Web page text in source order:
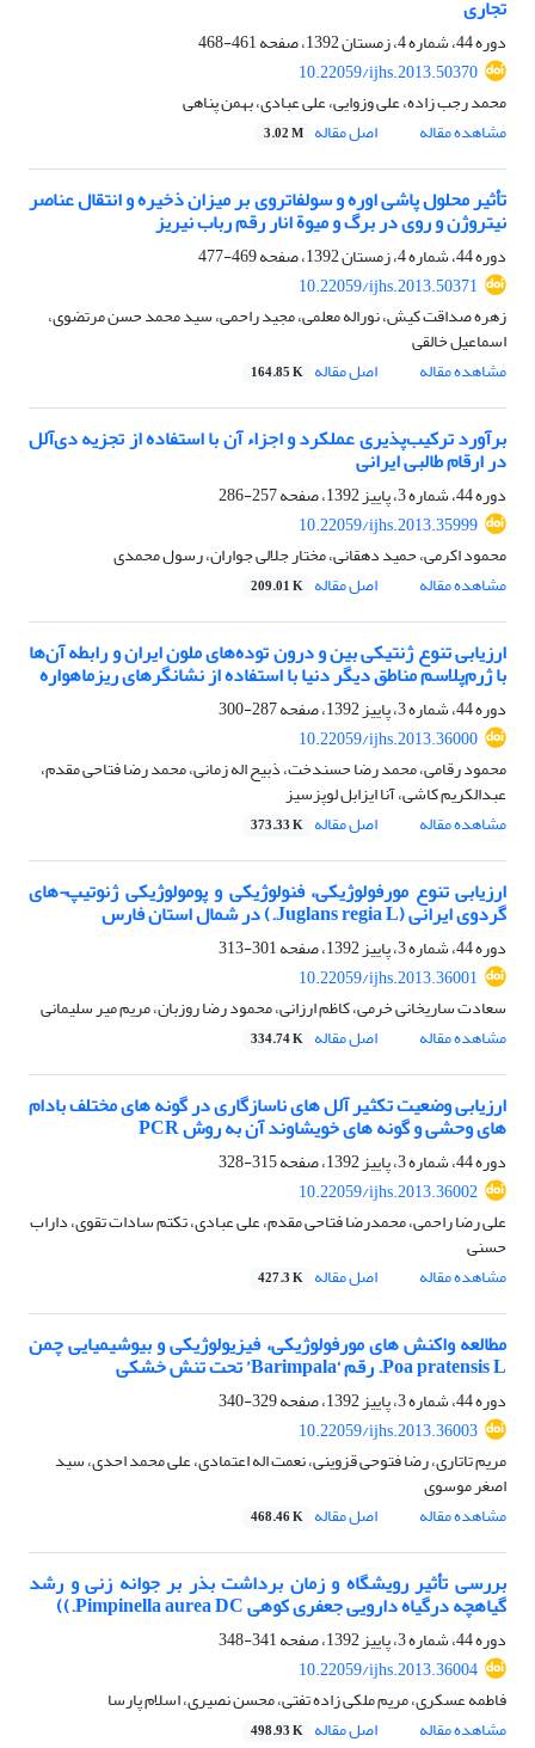
تجاری
دوره 44، شماره 4، زمستان 1392، صفحه
461-468
10.22059/ijhs.2013.50370
محمد رجب زاده، علی وزوایی، علی عبادی، بهمن پناهی
مشاهده مقاله
اصل مقاله 3.02 M
تأثیر محلول‏ پاشی اوره و سولفات‏روی بر میزان ذخیره و انتقال عناصر
نیتروژن و روی در برگ و میوة انار رقم‌ رباب نی‏ریز
دوره 44، شماره 4، زمستان 1392، صفحه
469-477
10.22059/ijhs.2013.50371
زهره صداقت کیش، نوراله معلمی، مجید راحمی، سید محمد حسن مرتضوی،
اسماعیل خالقی
مشاهده مقاله
اصل مقاله 164.85 K
برآورد ترکیب‌پذیری عملکرد و اجزاء آن با استفاده از تجزیه دی‌آلل
در ارقام طالبی ایرانی
دوره 44، شماره 3، پاییز 1392، صفحه
257-286
10.22059/ijhs.2013.35999
محمود اکرمی، حمید دهقانی، مختار جلالی جواران، رسول محمدی
مشاهده مقاله
اصل مقاله 209.01 K
ارزیابی تنوع ژنتیکی بین و درون توده‌های ملون ایران و رابطه آن‌ها
با ژرم‌پلاسم مناطق دیگر دنیا با استفاده از نشانگرهای ریزماهواره
دوره 44، شماره 3، پاییز 1392، صفحه
287-300
10.22059/ijhs.2013.36000
محمود رقامی، محمد رضا حسندخت، ذبیح اله زمانی، محمد رضا فتاحی مقدم،
عبدالکریم کاشی، آنا ایزابل لوپز‌سیز
مشاهده مقاله
اصل مقاله 373.33 K
ارزیابی تنوع مورفولوژیکی، فنولوژیکی و پومولوژیکی ژنوتیپ¬های
گردوی ایرانی (Juglans regia L.) در شمال استان فارس
دوره 44، شماره 3، پاییز 1392، صفحه
301-313
10.22059/ijhs.2013.36001
سعادت ساریخانی خرمی، کاظم ارزانی، محمود رضا روزبان، مریم میر سلیمانی
مشاهده مقاله
اصل مقاله 334.74 K
ارزیابی وضعیت تکثیر آلل های ناسازگاری در گونه های مختلف بادام
های وحشی و گونه های خویشاوند آن به روش PCR
دوره 44، شماره 3، پاییز 1392، صفحه
315-328
10.22059/ijhs.2013.36002
علی رضا راحمی، محمدرضا فتاحی مقدم، علی عبادی، تکتم سادات تقوی، داراب
حسنی
مشاهده مقاله
اصل مقاله 427.3 K
مطالعه واکنش های مورفولوژیکی، فیزیولوژیکی و بیوشیمیایی چمن
Poa pratensis L. رقم ‘Barimpala’ تحت تنش خشکی
دوره 44، شماره 3، پاییز 1392، صفحه
329-340
10.22059/ijhs.2013.36003
مریم تاتاری، رضا فتوحی قزوینی، نعمت اله اعتمادی، علی محمد احدی، سید
اصغر موسوی
مشاهده مقاله
اصل مقاله 468.46 K
بررسی تأثیر رویشگاه و زمان برداشت بذر بر جوانه زنی و رشد
گیاهچه درگیاه دارویی جعفری کوهی Pimpinella aurea DC.))
دوره 44، شماره 3، پاییز 1392، صفحه
341-348
10.22059/ijhs.2013.36004
فاطمه عسکری، مریم ملکی زاده تفتی، محسن نصیری، اسلام پارسا
مشاهده مقاله
اصل مقاله 498.93 K